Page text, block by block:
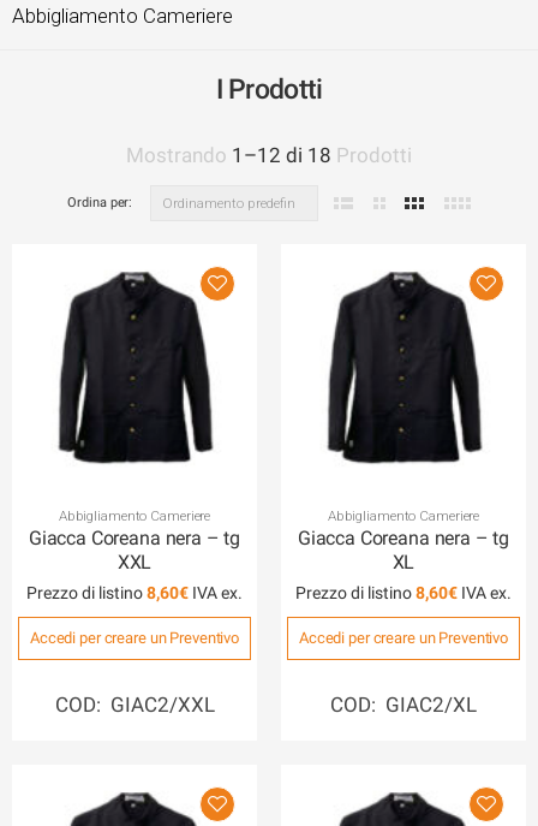
Abbigliamento Cameriere
I Prodotti
Mostrando 1 –12 di 18 Prodotti
Ordina per:
Abbigliamento Cameriere
Giacca Coreana nera – tg
XXL
Prezzo di listino8,60€
Accedi per creare un Preventivo
COD: GIAC2/XXL
Abbigliamento Cameriere
Giacca Coreana nera – tg
XL
Prezzo di listino8,60€
Accedi per creare un Preventivo
COD: GIAC2/XL